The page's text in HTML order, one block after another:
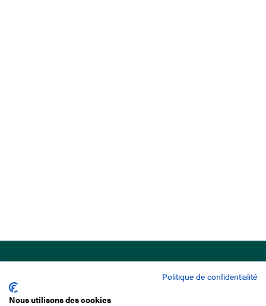
Politique de confidentialité
Nous utilisons des cookies